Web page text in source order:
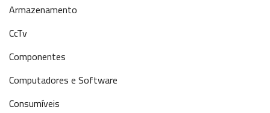
Armazenamento
CcTv
Componentes
Computadores e Software
Consumíveis